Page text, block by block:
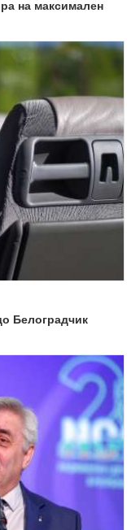
на максимален
Белоградчик